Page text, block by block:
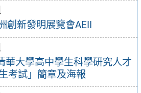
創新發明展覽會AEII
華大學高中學生科學研究人才
考試」簡章及海報